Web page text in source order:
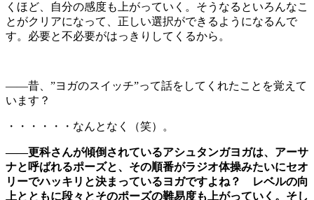
くほど、自分の感度も上がっていく。そうなるといろんなこ
とがクリアになって、正しい選択ができるようになるんで
す。必要と不必要がはっきりしてくるから。
――昔、”ヨガのスイッチ”って話をしてくれたことを覚えて
います？
・・・・・・なんとなく（笑）。
――更科さんが傾倒されているアシュタンガヨガは、アーサ
ナと呼ばれるポーズと、その順番がラジオ体操みたいにセオ
リーでハッキリと決まっているヨガですよね？ レベルの向
上とともに段々とそのポーズの難易度も上がっていく。そし